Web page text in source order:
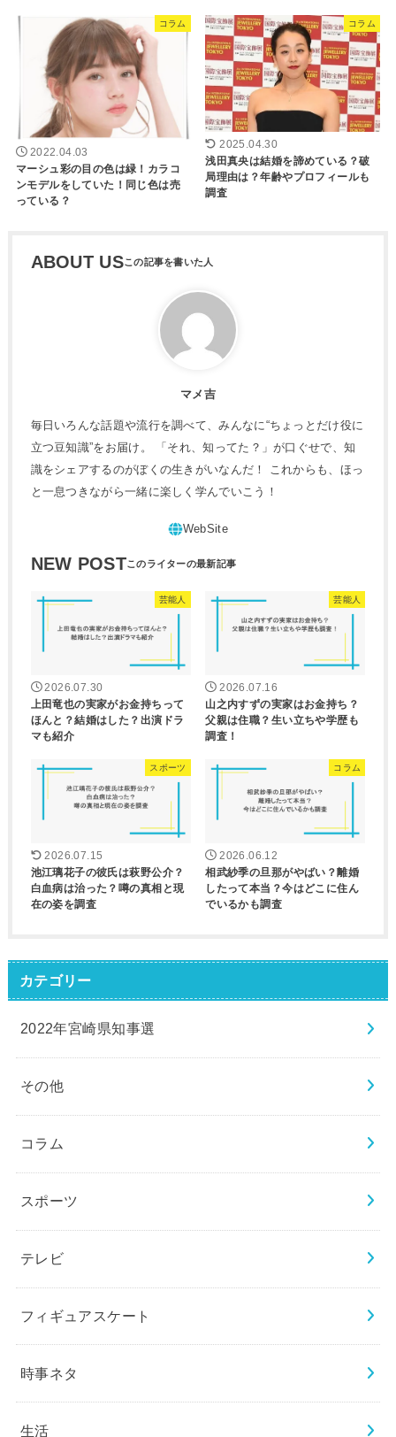
コラム
2022.04.03
マーシュ彩の目の色は緑！カラコ
ンモデルをしていた！同じ色は売
っている？
コラム
2025.04.30
浅田真央は結婚を諦めている？破
局理由は？年齢やプロフィールも
調査
ABOUT US
マメ吉
毎日いろんな話題や流行を調べて、みんなに“ちょっとだけ役に
立つ豆知識”をお届け。 「それ、知ってた？」が口ぐせで、知
識をシェアするのがぼくの生きがいなんだ！ これからも、ほっ
と一息つきながら一緒に楽しく学んでいこう！
NEW POST
芸能人
2026.07.30
上田竜也の実家がお金持ちって
ほんと？結婚はした？出演ドラ
マも紹介
芸能人
2026.07.16
山之内すずの実家はお金持ち？
父親は住職？生い立ちや学歴も
調査！
スポーツ
2026.07.15
池江璃花子の彼氏は萩野公介？
白血病は治った？噂の真相と現
在の姿を調査
コラム
2026.06.12
相武紗季の旦那がやばい？離婚
したって本当？今はどこに住ん
でいるかも調査
カテゴリー
2022年宮崎県知事選
その他
コラム
スポーツ
テレビ
フィギュアスケート
時事ネタ
生活